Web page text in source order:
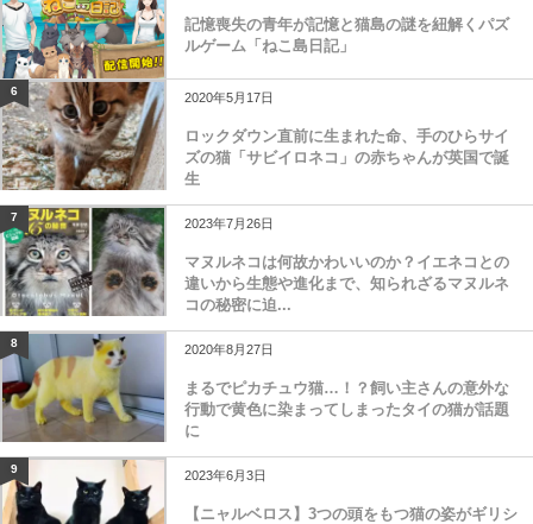
記憶喪失の青年が記憶と猫島の謎を紐解くパズ
ルゲーム「ねこ島日記」
6 2020年5月17日
ロックダウン直前に生まれた命、手のひらサイ
ズの猫「サビイロネコ」の赤ちゃんが英国で誕
生
7 2023年7月26日
マヌルネコは何故かわいいのか？イエネコとの
違いから生態や進化まで、知られざるマヌルネ
コの秘密に迫...
8 2020年8月27日
まるでピカチュウ猫…！？飼い主さんの意外な
行動で黄色に染まってしまったタイの猫が話題
に
9 2023年6月3日
【ニャルベロス】3つの頭をもつ猫の姿がギリシ